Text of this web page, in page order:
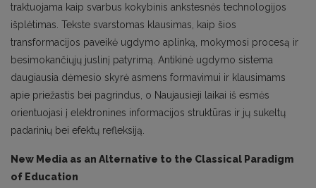
traktuojama kaip svarbus kokybinis ankstesnės technologijos
išplėtimas. Tekste svarstomas klausimas, kaip šios
transformacijos paveikė ugdymo aplinką, mokymosi procesą ir
besimokančiųjų juslinį patyrimą. Antikinė ugdymo sistema
daugiausia dėmesio skyrė asmens formavimui ir klausimams
apie priežastis bei pagrindus, o Naujausieji laikai iš esmės
orientuojasi į elektronines informacijos struktūras ir jų sukeltų
padarinių bei efektų refleksiją.
New Media as an Alternative to the Classical Paradigm
of Education